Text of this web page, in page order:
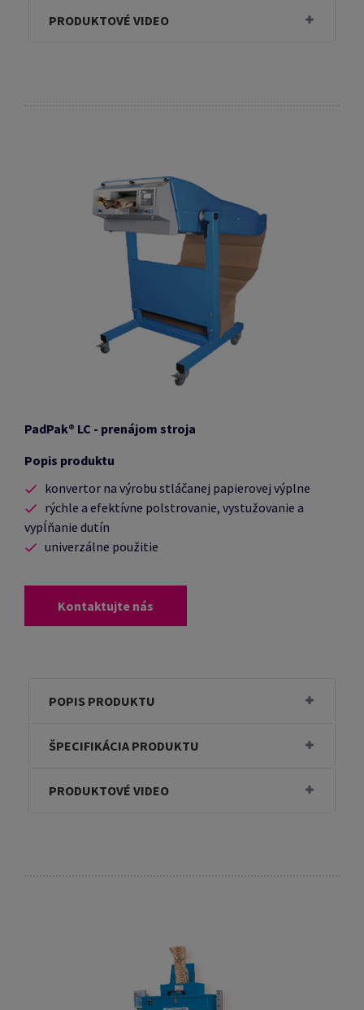
PRODUKTOVÉ VIDEO
PadPak® LC - prenájom stroja
Popis produktu
konvertor na výrobu stláčanej papierovej výplne
rýchle a efektívne polstrovanie, vystužovanie a
vypĺňanie dutín
univerzálne použitie
Kontaktujte nás
POPIS PRODUKTU
ŠPECIFIKÁCIA PRODUKTU
PRODUKTOVÉ VIDEO